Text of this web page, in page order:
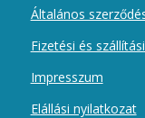
Általános
Fizetési és
Impresszum
Elállási nyilatkozat